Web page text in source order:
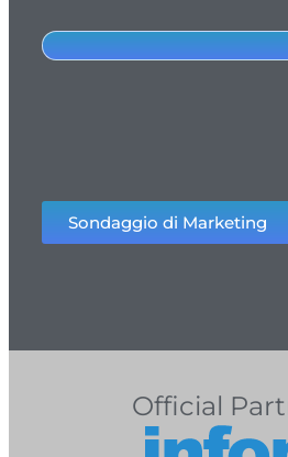
Sondaggio di Marketing
Official